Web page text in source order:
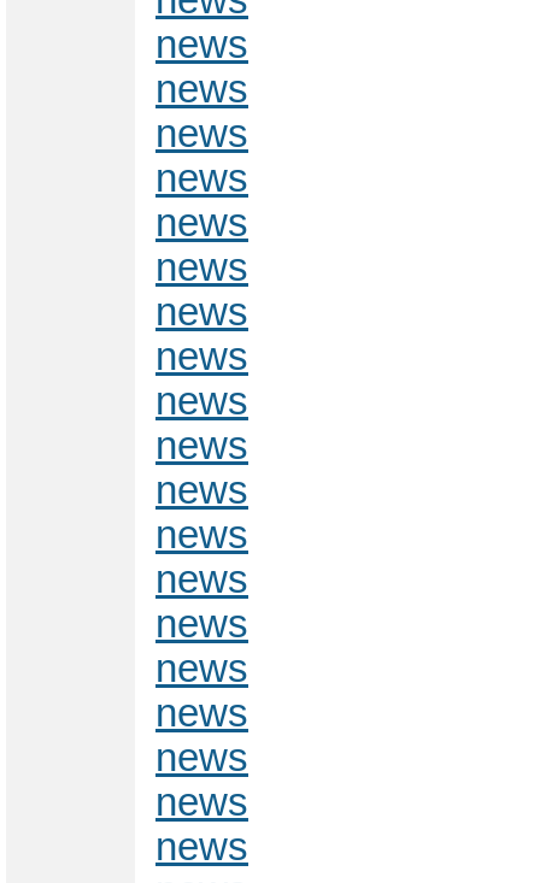
news
news
news
news
news
news
news
news
news
news
news
news
news
news
news
news
news
news
news